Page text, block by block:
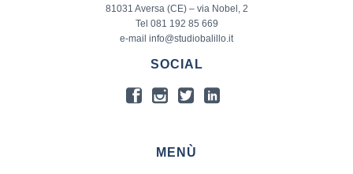
81031 Aversa (CE) – via Nobel, 2
Tel 081 192 85 669
e-mail info@studiobalillo.it
SOCIAL
MENÙ